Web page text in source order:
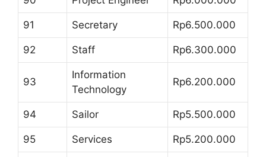
91 Secretary Rp6.500.000
92 Staff Rp6.300.000
93
Information
Technology
Rp6.200.000
94 Sailor Rp5.500.000
95 Services Rp5.200.000